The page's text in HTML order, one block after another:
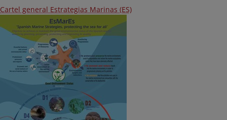
Cartel general Estrategias Marinas (ES)